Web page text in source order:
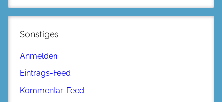
Sonstiges
Anmelden
Eintrags-Feed
Kommentar-Feed